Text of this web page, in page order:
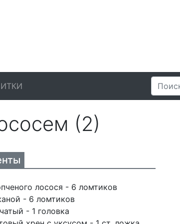
(2)
лосося - 6 ломтиков
- 6 ломтиков
- 1 головка